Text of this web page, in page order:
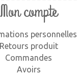
Mon compte
personnelles
produit
Commandes
Avoirs